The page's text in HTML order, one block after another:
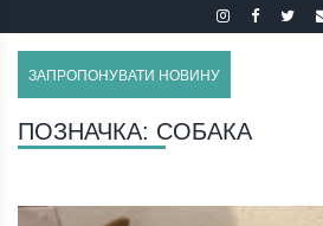
ЗАПРОПОНУВАТИ НОВИНУ
ПОЗНАЧКА: СОБАКА